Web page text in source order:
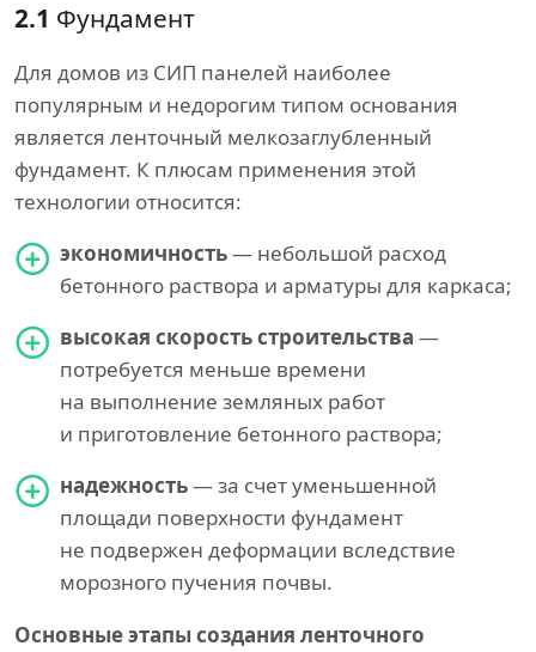
2.1 Фундамент
Для домов из СИП панелей наиболее
популярным и недорогим типом основания
является ленточный мелкозаглубленный
фундамент. К плюсам применения этой
технологии относится:
экономичность— небольшой расход
бетонного раствора и арматуры для каркаса;
высокая скорость строительства —
потребуется меньше времени
на выполнение земляных работ
и приготовление бетонного раствора;
надежность— за счет уменьшенной
площади поверхности фундамент
не подвержен деформации вследствие
морозного пучения почвы.
Основные этапы создания ленточного